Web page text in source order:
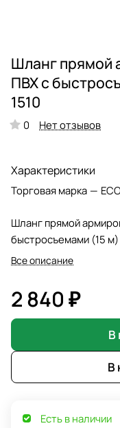
Шланг прямой
ПВХ с
1510
0 Нет отзывов
Характеристики
Торговая марка —
Шланг прямой
быстросъемами (15 м)
Все описание
2 840 ₽
В
В
Есть в наличии